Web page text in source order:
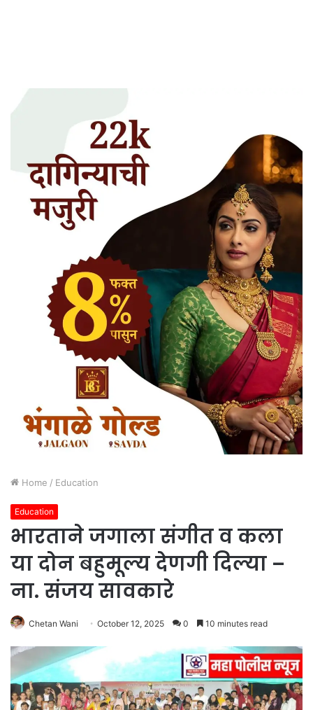
Home / Education
Education
भारताने जगाला संगीत व कला
या दोन बहुमूल्य देणगी दिल्या –
ना. संजय सावकारे
Chetan Wani October 12, 2025 0 10 minutes read